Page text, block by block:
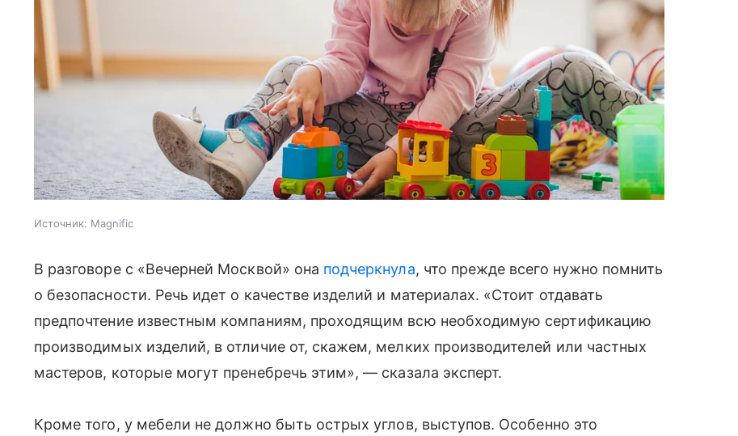
Источник: Magnific
В разговоре с «Вечерней Москвой» она подчеркнула, что прежде всего нужно помнить
о безопасности. Речь идет о качестве изделий и материалах. «Стоит отдавать
предпочтение известным компаниям, проходящим всю необходимую сертификацию
производимых изделий, в отличие от, скажем, мелких производителей или частных
мастеров, которые могут пренебречь этим», — сказала эксперт.
Кроме того, у мебели не должно быть острых углов, выступов. Особенно это